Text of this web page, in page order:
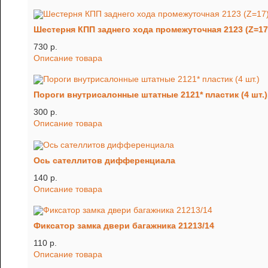
Шестерня КПП заднего хода промежуточная 2123
730 p.
Описание товара
Пороги внутрисалонные штатные 2121* пластик (4 шт.)
300 p.
Описание товара
Ось сателлитов дифференциала
140 p.
Описание товара
Фиксатор замка двери багажника 21213/14
110 p.
Описание товара